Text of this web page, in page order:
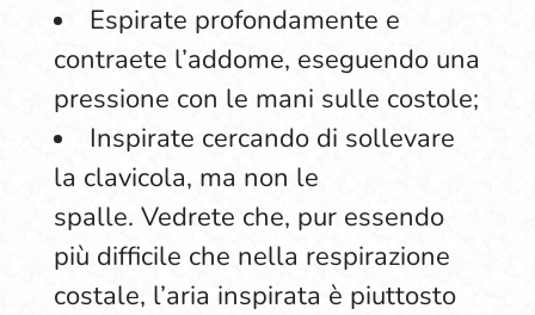
Espirate profondamente e
contraete l’addome, eseguendo una
pressione con le mani sulle costole;
Inspirate cercando di sollevare
la clavicola, ma non le
spalle. Vedrete che, pur essendo
più difficile che nella respirazione
costale, l’aria inspirata è piuttosto